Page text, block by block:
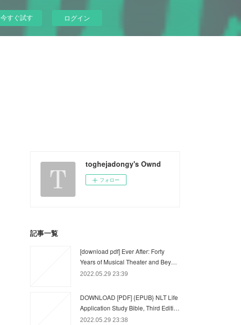
今すぐ試す ログイン
toghejadongy's Ownd
フォロー
記事一覧
[download pdf] Ever After: Forty
Years of Musical Theater and Bey…
2022.05.29 23:39
DOWNLOAD [PDF] {EPUB} NLT Life
Application Study Bible, Third Editi…
2022.05.29 23:38